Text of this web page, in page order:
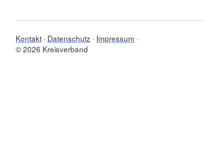
Kontakt Datenschutz
Impressum
© 2026 Kreisverband